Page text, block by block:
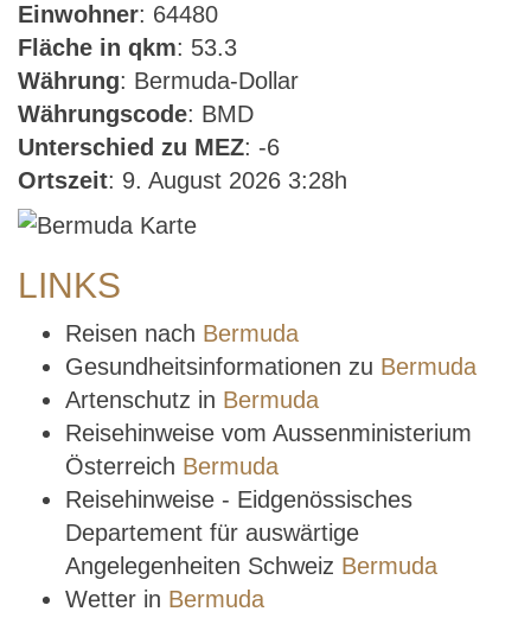
Einwohner: 64480
Fläche in qkm: 53.3
Währung: Bermuda-Dollar
Währungscode: BMD
Unterschied zu MEZ: -6
Ortszeit: 9. August 2026 3:28h
LINKS
Reisen nach Bermuda
Gesundheitsinformationen zu Bermuda
Artenschutz in Bermuda
Reisehinweise vom Aussenministerium
Österreich Bermuda
Reisehinweise - Eidgenössisches
Departement für auswärtige
Angelegenheiten Schweiz Bermuda
Wetter in Bermuda